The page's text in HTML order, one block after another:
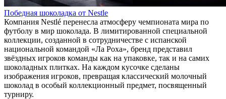
Победная шоколадка от Nestle
Компания Nestlé перенесла атмосферу чемпионата мира по
футболу в мир шоколада. В лимитированной специальной
коллекции, созданной в сотрудничестве с испанской
национальной командой «Ла Роха», бренд представил
звёздных игроков команды как на упаковке, так и на самих
шоколадных плитках. На каждом кусочке сделаны
изображения игроков, превращая классический молочный
шоколад в особый коллекционный предмет, посвященный
турниру.